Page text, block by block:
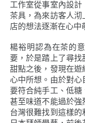
工作室從事室內設計
茶具，為來訪客人沏
店的想法逐漸在心中
楊裕明認為在茶的
要，於是踏上了尋找
甜點之後，發現在遊
心中所想。由於對心
要符合純手工、低糖
甚至味道不能過於強
台灣很難找到這樣